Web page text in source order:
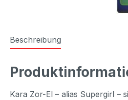
Beschreibung
Kara Zor-El – alias Supergirl –